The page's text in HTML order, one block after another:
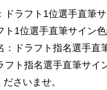
ラフト1位選手直筆
ト1位選手直筆サイン
ドラフト指名選手直
フト指名選手直筆サイ
さいませ。